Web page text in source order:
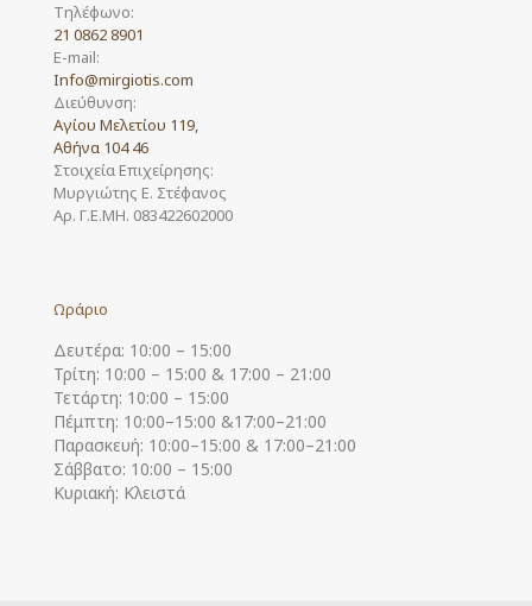
Τηλέφωνο:
21 0862 8901
E-mail:
Info@mirgiotis.com
Διεύθυνση:
Αγίου Μελετίου 119,
Αθήνα 104 46
Στοιχεία Επιχείρησης:
Μυργιώτης Ε. Στέφανος
Αρ. Γ.Ε.ΜΗ. 083422602000
Ωράριο
Δευτέρα: 10:00 – 15:00
Τρίτη: 10:00 – 15:00 & 17:00 – 21:00
Τετάρτη: 10:00 – 15:00
Πέμπτη: 10:00–15:00 &17:00–21:00
Παρασκευή: 10:00–15:00 & 17:00–21:00
Σάββατο: 10:00 – 15:00
Κυριακή: Κλειστά